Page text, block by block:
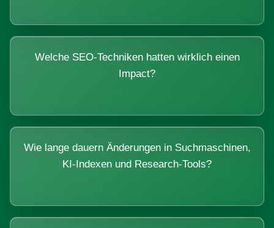
Welche SEO-Techniken hatten wirklich einen
Impact?
Wie lange dauern Änderungen in Suchmaschinen,
KI-Indexen und Research-Tools?